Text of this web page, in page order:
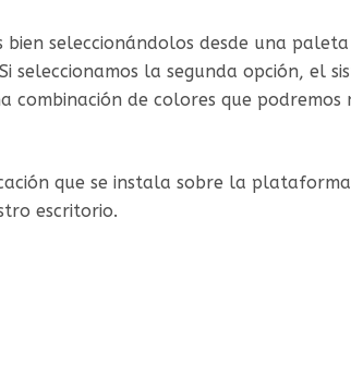
seleccionándolos desde una
seleccionamos la segunda opción, el
combinación de colores que
que se instala sobre la
escritorio.